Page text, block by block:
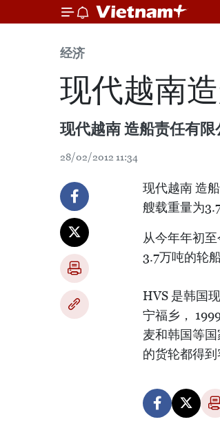
经济
现代越南
现代越南 造船责任有
28/02/2012 11:34
现代越南 造
艘载重量为
从今年年初
3.7万吨的轮
HVS 是韩国
宁福乡，
麦和韩国等
的货轮都得到